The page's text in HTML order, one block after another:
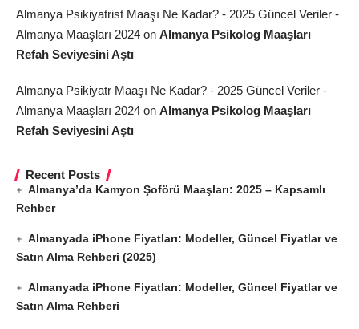
Almanya Psikiyatrist Maaşı Ne Kadar? - 2025 Güncel Veriler -
Almanya Maaşları 2024 on Almanya Psikolog Maaşları
Refah Seviyesini Aştı
Almanya Psikiyatr Maaşı Ne Kadar? - 2025 Güncel Veriler -
Almanya Maaşları 2024 on Almanya Psikolog Maaşları
Refah Seviyesini Aştı
Recent Posts
Almanya’da Kamyon Şoförü Maaşları: 2025 – Kapsamlı
Rehber
Almanyada iPhone Fiyatları: Modeller, Güncel Fiyatlar ve
Satın Alma Rehberi (2025)
Almanyada iPhone Fiyatları: Modeller, Güncel Fiyatlar ve
Satın Alma Rehberi